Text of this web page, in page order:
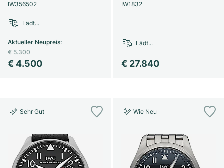
IW356502
€ 4.500
Aktueller Neupreis:
€ 5.300
Lädt...
IW1832
€ 27.840
Lädt...
Sehr Gut Wie Neu